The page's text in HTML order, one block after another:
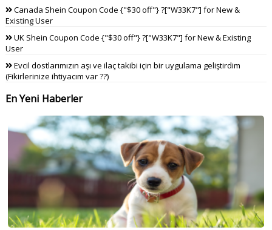
Canada Shein Coupon Code {"$30 off"} ?["W33K7"] for New &
Existing User
UK Shein Coupon Code {"$30 off"} ?["W33K7"] for New & Existing
User
Evcil dostlarımızın aşı ve ilaç takibi için bir uygulama geliştirdim
(Fikirlerinize ihtiyacım var ??)
En Yeni Haberler